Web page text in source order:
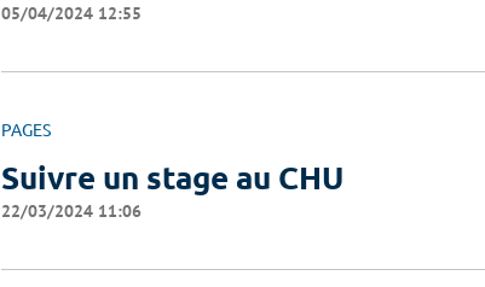
05/04/2024 12:55
PAGES
Suivre un stage au CHU
22/03/2024 11:06